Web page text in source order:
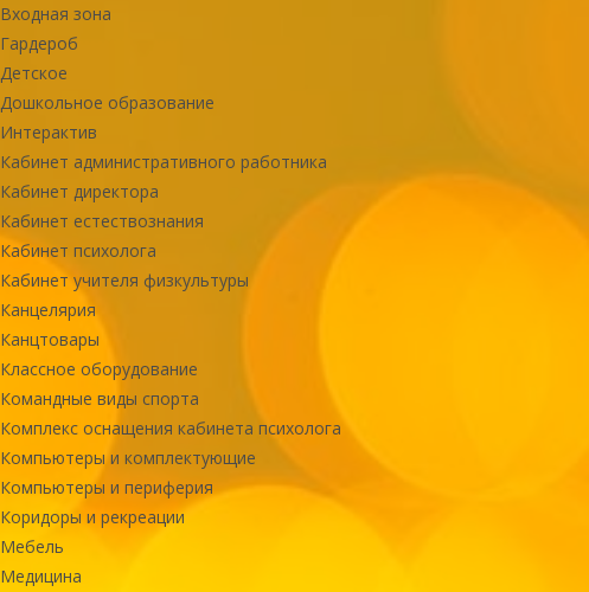
Входная зона
Гардероб
Детское
Дошкольное образование
Интерактив
Кабинет административного работника
Кабинет директора
Кабинет естествознания
Кабинет психолога
Кабинет учителя физкультуры
Канцелярия
Канцтовары
Классное оборудование
Командные виды спорта
Комплекс оснащения кабинета психолога
Компьютеры и комплектующие
Компьютеры и периферия
Коридоры и рекреации
Мебель
Медицина